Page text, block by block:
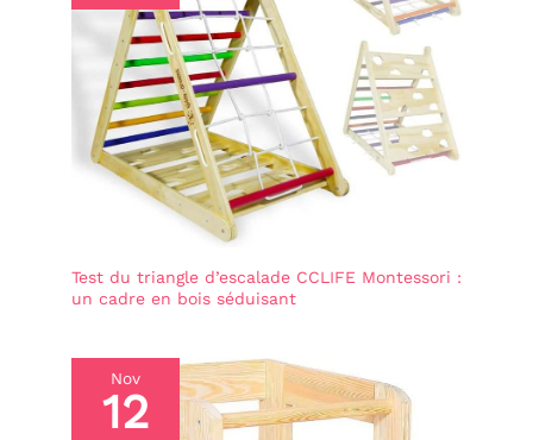
Test du triangle d’escalade CCLIFE Montessori :
un cadre en bois séduisant
Nov
12